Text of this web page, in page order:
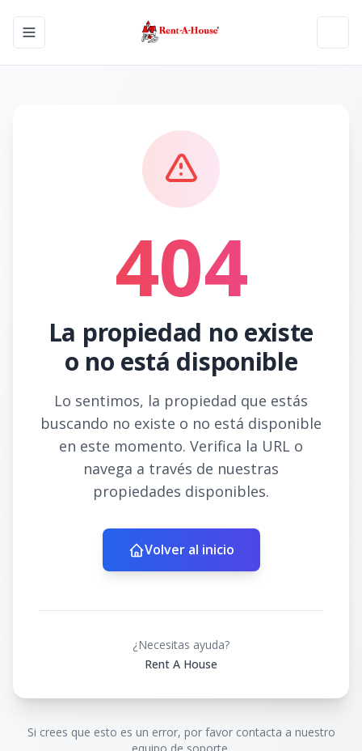
Toggle navigation menu
404
La propiedad no existe
o no está disponible
Lo sentimos, la propiedad que estás
buscando no existe o no está disponible
en este momento. Verifica la URL o
navega a través de nuestras
propiedades disponibles.
Volver al inicio
¿Necesitas ayuda?
Rent A House
Si crees que esto es un error, por favor contacta a nuestro